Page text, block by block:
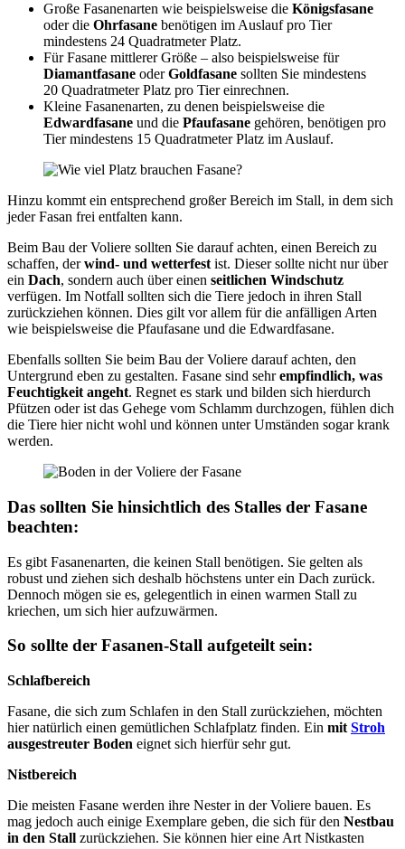
Große Fasanenarten wie beispielsweise die Königsfasane
oder die Ohrfasane benötigen im Auslauf pro Tier
mindestens 24 Quadratmeter Platz.
Für Fasane mittlerer Größe – also beispielsweise für
Diamantfasane oderGoldfasane sollten Sie mindestens
20 Quadratmeter Platz pro Tier einrechnen.
Kleine Fasanenarten, zu denen beispielsweise die
Edwardfasane und die Pfaufasane gehören, benötigen pro
Tier mindestens 15 Quadratmeter Platz im Auslauf.
Hinzu kommt ein entsprechend großer Bereich im Stall, in dem sich
jeder Fasan frei entfalten kann.
Beim Bau der Voliere sollten Sie darauf achten, einen Bereich zu
schaffen, derwind- und wetterfest ist. Dieser sollte nicht nur über
ein Dach, sondern auch über einen seitlichen Windschutz
verfügen. Im Notfall sollten sich die Tiere jedoch in ihren Stall
zurückziehen können. Dies gilt vor allem für die anfälligen Arten
wie beispielsweise die Pfaufasane und die Edwardfasane.
Ebenfalls sollten Sie beim Bau der Voliere darauf achten, den
Untergrund eben zu gestalten. Fasane sind sehrempfindlich, was
Feuchtigkeit angeht. Regnet es stark und bilden sich hierdurch
Pfützen oder ist das Gehege vom Schlamm durchzogen, fühlen dich
die Tiere hier nicht wohl und können unter Umständen sogar krank
werden.
Das sollten Sie hinsichtlich des Stalles der Fasane
beachten:
Es gibt Fasanenarten, die keinen Stall benötigen. Sie gelten als
robust und ziehen sich deshalb höchstens unter ein Dach zurück.
Dennoch mögen sie es, gelegentlich in einen warmen Stall zu
kriechen, um sich hier aufzuwärmen.
So sollte der Fasanen-Stall aufgeteilt sein:
Schlafbereich
Fasane, die sich zum Schlafen in den Stall zurückziehen, möchten
hier natürlich einen gemütlichen Schlafplatz finden. Ein mit Stroh
ausgestreuter Boden eignet sich hierfür sehr gut.
Nistbereich
Die meisten Fasane werden ihre Nester in der Voliere bauen. Es
mag jedoch auch einige Exemplare geben, die sich für den Nestbau
in den Stall zurückziehen. Sie können hier eine Art Nistkasten